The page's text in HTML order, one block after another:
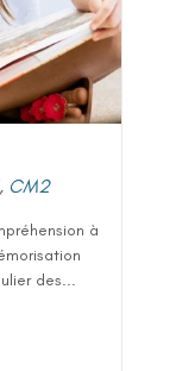
, CM2
à
des...